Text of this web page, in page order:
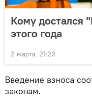
Кому достался
этого года
2 марта, 21:23
Введение взноса
законам.